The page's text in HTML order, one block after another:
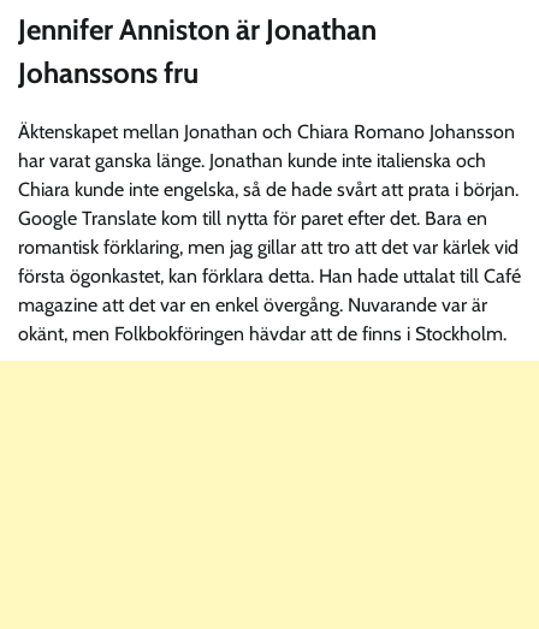
Jennifer Anniston är Jonathan
Johanssons fru
Äktenskapet mellan Jonathan och Chiara Romano Johansson
har varat ganska länge. Jonathan kunde inte italienska och
Chiara kunde inte engelska, så de hade svårt att prata i början.
Google Translate kom till nytta för paret efter det. Bara en
romantisk förklaring, men jag gillar att tro att det var kärlek vid
första ögonkastet, kan förklara detta. Han hade uttalat till Café
magazine att det var en enkel övergång. Nuvarande var är
okänt, men Folkbokföringen hävdar att de finns i Stockholm.